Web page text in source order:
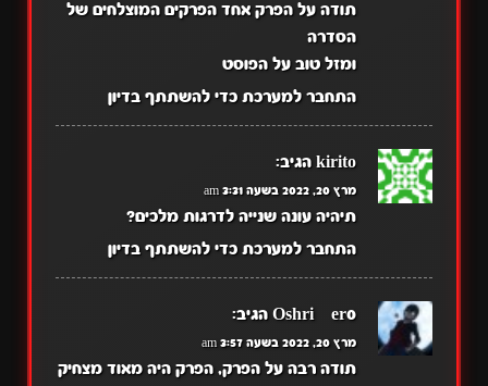
תודה על הפרק אחד הפרקים המוצלחים של
הסדרה
ומזל טוב על הפוסט
התחבר למערכת כדי להשתתף בדיון
kirito הגיב:
מרץ 20, 2022 בשעה 3:31 am
תיהיה עונה שנייה לדרגות מלכים?
התחבר למערכת כדי להשתתף בדיון
OshriZer0 הגיב:
מרץ 20, 2022 בשעה 3:57 am
תודה רבה על הפרק, הפרק היה מאוד מצחיק